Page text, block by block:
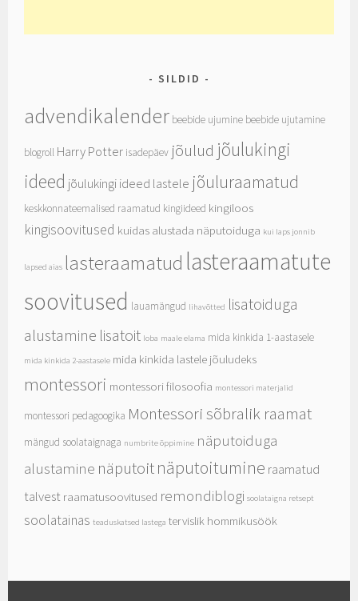
SILDID
advendikalender beebide ujumine beebide ujutamine
blogroll Harry Potter isadepäev jõulud jõulukingi
ideed jõulukingi ideed lastele jõuluraamatud
keskkonnateemalised raamatud kingiideed kingiloos
kingisoovitused kuidas alustada näputoiduga kui laps jonnib
lapsed aias lasteraamatud lasteraamatute
soovitused lauamängud lihavõtted lisatoiduga
alustamine lisatoit loba maale elama mida kinkida 1-aastasele
mida kinkida 2-aastasele mida kinkida lastele jõuludeks
montessori montessori filosoofia montessori materjalid
montessori pedagoogika Montessori sõbralik raamat
mängud soolataignaga numbrite õppimine näputoiduga
alustamine näputoitnäputoitumine raamatud
talvest raamatusoovitused remondiblogi soolataigna retsept
soolatainas teaduskatsed lastega tervislik hommikusöök